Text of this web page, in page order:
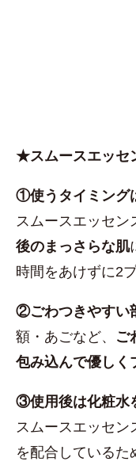
★スムースエッセ
①使うタイミング
スムースエッセン
後のまっさらな肌
時間をあけずに2
②ごわつきやすい
額・あごなど、 ご
包み込んで優しく
③使用後は化粧水
スムースエッセン
を配合しているた